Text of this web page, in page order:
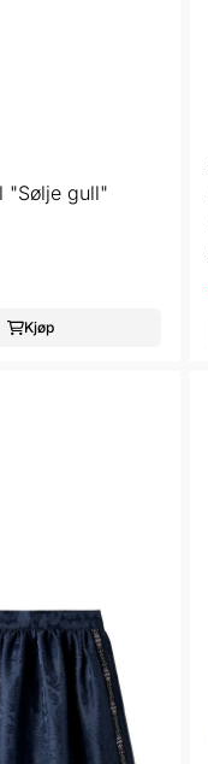
"Sølje gull"
Kjøp